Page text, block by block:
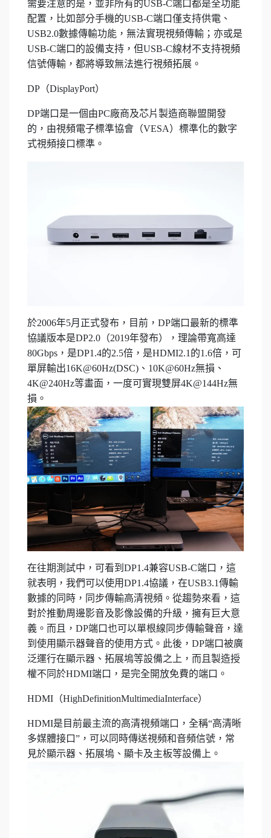
需要注意的是，並非所有的USB-C端口都是全功能
配置，比如部分手機的USB-C端口僅支持供電、
USB2.0數據傳輸功能，無法實現視頻傳輸；亦或是
USB-C端口的設備支持，但USB-C線材不支持視頻
信號傳輸，都將導致無法進行視頻拓展。
DP（DisplayPort）
DP端口是一個由PC廠商及芯片製造商聯盟開發
的，由視頻電子標準協會（VESA）標準化的數字
式視頻接口標準。
於2006年5月正式發布，目前，DP端口最新的標準
協議版本是DP2.0（2019年發布），理論帶寬高達
80Gbps，是DP1.4的2.5倍，是HDMI2.1的1.6倍，可
單屏輸出16K@60Hz(DSC)、10K@60Hz無損、
4K@240Hz等畫面，一度可實現雙屏4K@144Hz無
損。
在往期測試中，可看到DP1.4兼容USB-C端口，這
就表明，我們可以使用DP1.4協議，在USB3.1傳輸
數據的同時，同步傳輸高清視頻。從趨勢來看，這
對於推動周邊影音及影像設備的升級，擁有巨大意
義。而且，DP端口也可以單根線同步傳輸聲音，達
到使用顯示器聲音的使用方式。此後，DP端口被廣
泛運行在顯示器、拓展塢等設備之上，而且製造授
權不同於HDMI端口，是完全開放免費的端口。
HDMI（HighDefinitionMultimediaInterface）
HDMI是目前最主流的高清視頻端口，全稱“高清晰
多媒體接口”，可以同時傳送視頻和音頻信號，常
見於顯示器、拓展塢、顯卡及主板等設備上。